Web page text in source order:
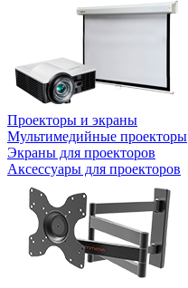
Проекторы и экраны
Мультимедийные проекторы
Экраны для проекторов
Аксессуары для проекторов